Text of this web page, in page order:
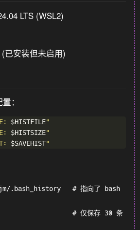
LTS (WSL2)
已安装但未启用)
：
$HISTFILE"
$HISTSIZE"
$SAVEHIST"
.bash_history   # 指向了 bash
# 仅保存 30 条